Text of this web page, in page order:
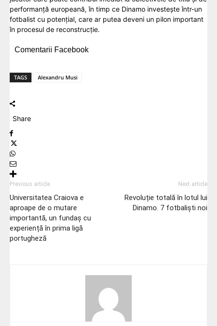
performanță europeană, în timp ce Dinamo investește într-un
fotbalist cu potențial, care ar putea deveni un pilon important
în procesul de reconstrucție.
Comentarii Facebook
TAGS Alexandru Musi
Share
Previous article
Universitatea Craiova e
aproape de o mutare
importantă, un fundaș cu
experiență în prima ligă
portugheză
Next article
Revoluție totală în lotul lui
Dinamo. 7 fotbaliști noi